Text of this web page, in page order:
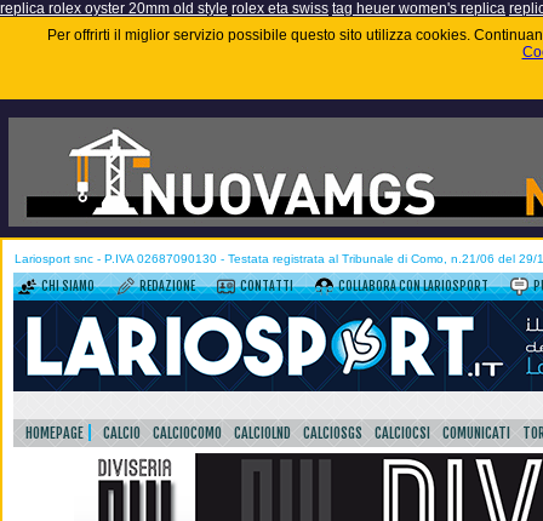
replica rolex oyster 20mm old style rolex eta swiss tag heuer women's replica
Per offrirti il miglior servizio possibile questo sito utilizza cookies.
Lariosport snc - P.IVA 02687090130 - Testata registrata al Tribunale di Como, n.21/06 del 29/
CHI SIAMO REDAZIONE CONTATTI COLLABORA CON LARIOSPORT
HOMEPAGE CALCIO CALCIOCOMO CALCIOLND CALCIOSGS CALCIOCSI COMUNICATI